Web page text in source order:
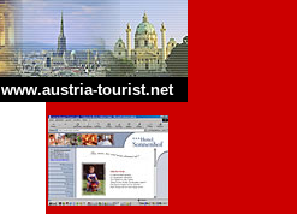
www.austria-tourist.net